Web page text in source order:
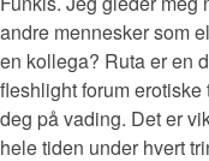
andre mennesker som
en kollega? Ruta er en
fleshlight forum
deg på vading. Det er
hele tiden under hvert